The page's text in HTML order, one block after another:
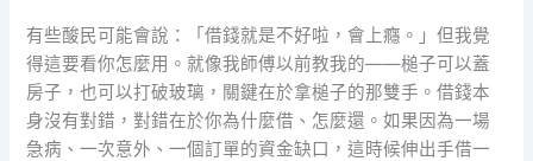
有些酸民可能會說：「借錢就是不好啦，會上癮。」但我覺
得這要看你怎麼用。就像我師傅以前教我的——槌子可以蓋
房子，也可以打破玻璃，關鍵在於拿槌子的那雙手。借錢本
身沒有對錯，對錯在於你為什麼借、怎麼還。如果因為一場
急病、一次意外、一個訂單的資金缺口，這時候伸出手借一